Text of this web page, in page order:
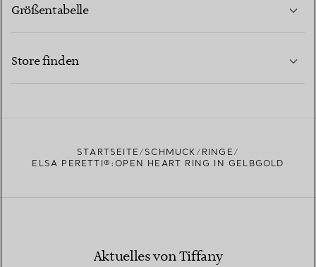
Größentabelle
Store finden
STARTSEITE SCHMUCK
RINGE
ELSA PERETTI®:OPEN HEART RING IN GELBGOLD
Aktuelles von Tiffany